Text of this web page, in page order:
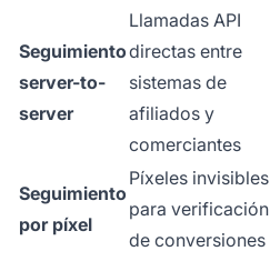
Seguimiento
server-to-
server
Llamadas API
directas entre
sistemas de
afiliados y
comerciantes
Seguimiento
por píxel
Píxeles invisibles
para verificación
de conversiones